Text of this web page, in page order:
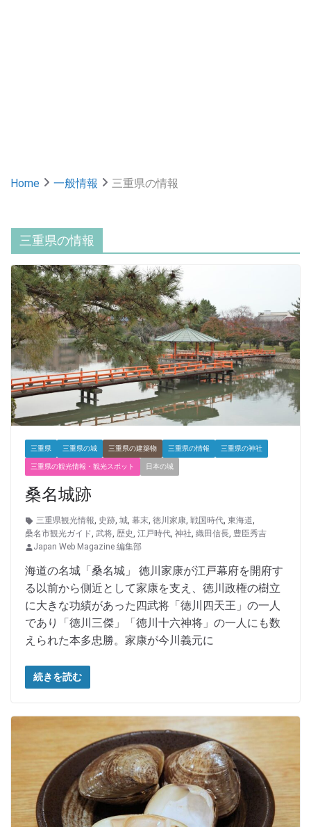
Home 一般情報 三重県の情報
三重県の情報
三重県 三重県の城 三重県の建築物 三重県の情報 三重県の神社
三重県の観光情報・観光スポット 日本の城
桑名城跡
三重県観光情報, 史跡, 城, 幕末, 徳川家康, 戦国時代, 東海道,
桑名市観光ガイド, 武将, 歴史, 江戸時代, 神社, 織田信長, 豊臣秀吉
Japan Web Magazine 編集部
海道の名城「桑名城」 徳川家康が江戸幕府を開府す
る以前から側近として家康を支え、徳川政権の樹立
に大きな功績があった四武将「徳川四天王」の一人
であり「徳川三傑」「徳川十六神将」の一人にも数
えられた本多忠勝。家康が今川義元に
続きを読む